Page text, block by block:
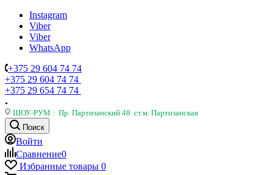
Instagram
Viber
Viber
WhatsApp
+375 29 604 74 74
+375 29 604 74 74
+375 29 654 74 74
ШОУ-РУМ : Пр. Партизанский 48 ст.м. Партизанская
Поиск
Войти
Сравнение0
Избранные товары 0